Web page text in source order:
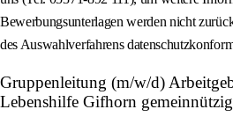
Bewerbungsunterlagen werden nicht
des Auswahlverfahrens
Gruppenleitung (m/w/d)
Lebenshilfe Gifhorn